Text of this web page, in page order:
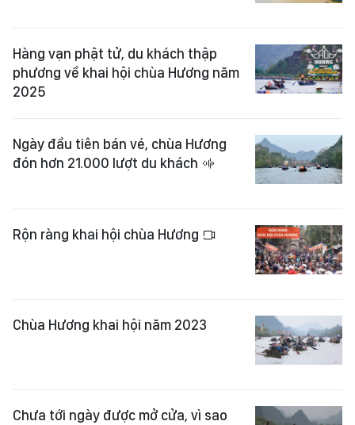
Hàng vạn phật tử, du khách thập
phương về khai hội chùa Hương năm
2025
Ngày đầu tiên bán vé, chùa Hương
đón hơn 21.000 lượt du khách
Rộn ràng khai hội chùa Hương
Chùa Hương khai hội năm 2023
Chưa tới ngày được mở cửa, vì sao